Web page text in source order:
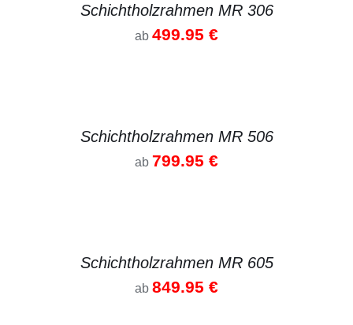
Schichtholzrahmen MR 306
ab 499.95 €
Schichtholzrahmen MR 506
ab 799.95 €
Schichtholzrahmen MR 605
ab 849.95 €